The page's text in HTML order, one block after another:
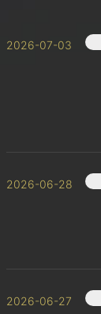
2026-07-03
2026-06-28
2026-06-27